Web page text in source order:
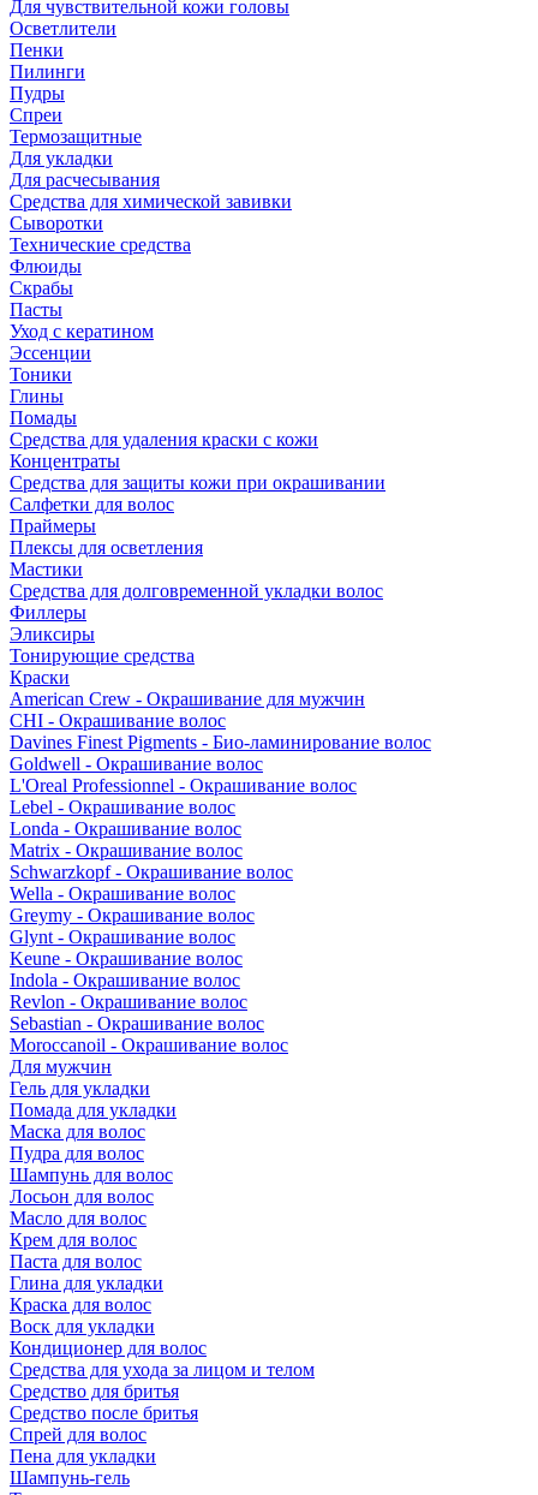
Для чувствительной кожи головы
Осветлители
Пенки
Пилинги
Пудры
Спреи
Термозащитные
Для укладки
Для расчесывания
Средства для химической завивки
Сыворотки
Технические средства
Флюиды
Скрабы
Пасты
Уход с кератином
Эссенции
Тоники
Глины
Помады
Средства для удаления краски с кожи
Концентраты
Средства для защиты кожи при окрашивании
Салфетки для волос
Праймеры
Плексы для осветления
Мастики
Средства для долговременной укладки волос
Филлеры
Эликсиры
Тонирующие средства
Краски
American Crew - Окрашивание для мужчин
CHI - Окрашивание волос
Davines Finest Pigments - Био-ламинирование волос
Goldwell - Окрашивание волос
L'Oreal Professionnel - Окрашивание волос
Lebel - Окрашивание волос
Londa - Окрашивание волос
Matrix - Окрашивание волос
Schwarzkopf - Окрашивание волос
Wella - Окрашивание волос
Greymy - Окрашивание волос
Glynt - Окрашивание волос
Keune - Окрашивание волос
Indola - Окрашивание волос
Revlon - Окрашивание волос
Sebastian - Окрашивание волос
Moroccanoil - Окрашивание волос
Для мужчин
Гель для укладки
Помада для укладки
Маска для волос
Пудра для волос
Шампунь для волос
Лосьон для волос
Масло для волос
Крем для волос
Паста для волос
Глина для укладки
Краска для волос
Воск для укладки
Кондиционер для волос
Средства для ухода за лицом и телом
Средство для бритья
Средство после бритья
Спрей для волос
Пена для укладки
Шампунь-гель